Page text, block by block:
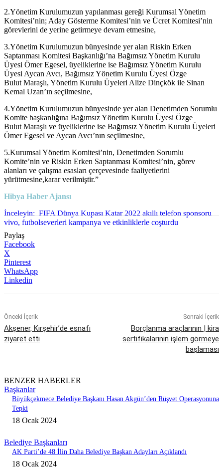
2.Yönetim Kurulumuzun yapılanması gereği Kurumsal Yönetim
Komitesi’nin; Aday Gösterme Komitesi’nin ve Ücret Komitesi’nin
görevlerini de yerine getirmeye devam etmesine,
3.Yönetim Kurulumuzun bünyesinde yer alan Riskin Erken
Saptanması Komitesi Başkanlığı’na Bağımsız Yönetim Kurulu
Üyesi Ömer Egesel, üyeliklerine ise Bağımsız Yönetim Kurulu
Üyesi Aycan Avcı, Bağımsız Yönetim Kurulu Üyesi Özge
Bulut Maraşlı, Yönetim Kurulu Üyeleri Alize Dinçkök ile Sinan
Kemal Uzan’ın seçilmesine,
4.Yönetim Kurulumuzun bünyesinde yer alan Denetimden Sorumlu
Komite başkanlığına Bağımsız Yönetim Kurulu Üyesi Özge
Bulut Maraşlı ve üyeliklerine ise Bağımsız Yönetim Kurulu Üyeleri
Ömer Egesel ve Aycan Avcı’nın seçilmesine,
5.Kurumsal Yönetim Komitesi’nin, Denetimden Sorumlu
Komite’nin ve Riskin Erken Saptanması Komitesi’nin, görev
alanları ve çalışma esasları çerçevesinde faaliyetlerini
yürütmesine,karar verilmiştir.”
Hibya Haber Ajansı
İnceleyin: FIFA Dünya Kupası Katar 2022 akıllı telefon sponsoru
vivo, futbolseverleri kampanya ve etkinliklerle coşturdu
Paylaş
Facebook
X
Pinterest
WhatsApp
Linkedin
Önceki İçerik
Akşener, Kırşehir’de esnafı
ziyaret etti
Sonraki İçerik
Borçlanma araçlarının | kira
sertifikalarının işlem görmeye
başlaması
BENZER HABERLER
Başkanlar
Büyükçekmece Belediye Başkanı Hasan Akgün’den Rüşvet Operasyonuna
Tepki
18 Ocak 2024
Belediye Başkanları
AK Parti’de 48 İlin Daha Belediye Başkan Adayları Açıklandı
18 Ocak 2024